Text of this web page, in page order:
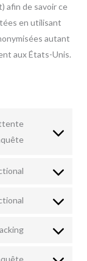
afin de savoir ce
en utilisant
autant
aux États-Unis.
Consent
service
construction
Consent
wordpress
Consent
linkedin
Consent